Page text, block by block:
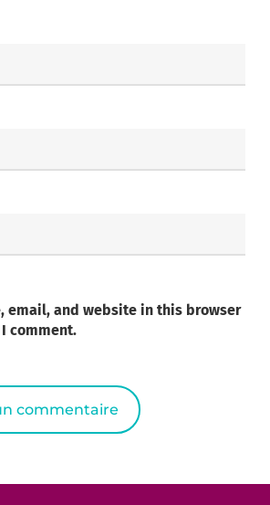
email, and website in this browser
comment.